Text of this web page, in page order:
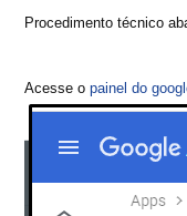
Skybox
Citrix XenServer
Microsoft 365
Procedimento técnico
Acesse opainel do